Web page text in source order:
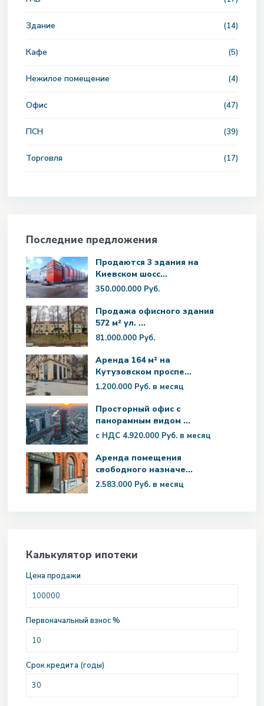
Здание (14)
Кафе (5)
Нежилое помещение (4)
Офис (47)
ПСН (39)
Торговля (17)
Последние предложения
Продаются 3 здания на
Киевском шосс...
350.000.000 Руб.
Продажа офисного здания
572 м² ул. ...
81.000.000 Руб.
Аренда 164 м² на
Кутузовском проспе...
1.200.000 Руб. в месяц
Просторный офис с
панорамным видом ...
с НДС 4.920.000 Руб. в месяц
Аренда помещения
свободного назначе...
2.583.000 Руб. в месяц
Калькулятор ипотеки
Цена продажи
Первоначальный взнос %
Срок кредита (годы)